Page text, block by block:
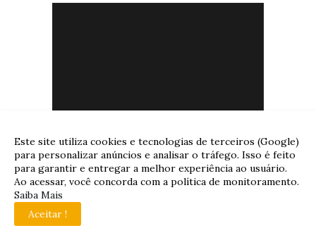
Este site utiliza cookies e tecnologias de terceiros (Google)
para personalizar anúncios e analisar o tráfego. Isso é feito
para garantir e entregar a melhor experiência ao usuário.
Ao acessar, você concorda com a política de monitoramento.
Saiba Mais
Aceitar !